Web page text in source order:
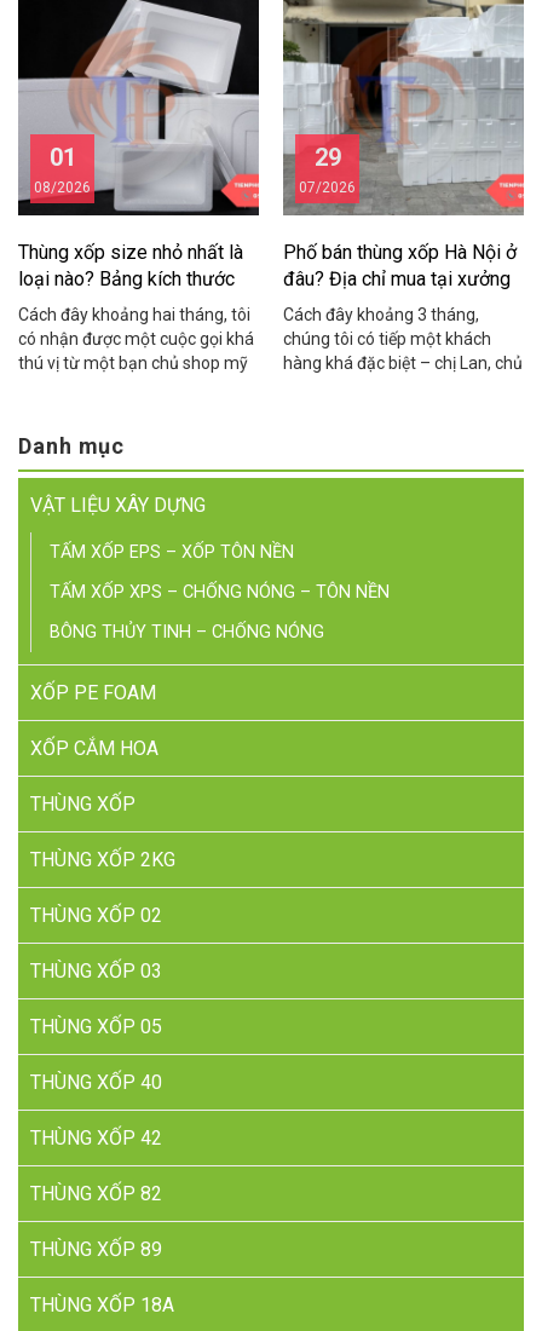
trong lĩnh vực vật liệu cách
nhiệt, cách âm, chống nóng.
Cách đây khoảng hai năm,
chúng tôi nhận được cuộc gọi
từ anh Hùng – chủ một […]
Cầu Giấy. Chị chia sẻ rằng mỗi
tháng shop mất gần 15 triệu
đồng vì tôm cua bị hỏng trong
quá trình vận chuyển do dùng
thùng xốp kém chất […]
01
08/2026
Thùng xốp size nhỏ nhất là
loại nào? Bảng kích thước
chuẩn
Cách đây khoảng hai tháng, tôi
có nhận được một cuộc gọi khá
thú vị từ một bạn chủ shop mỹ
hàng yến sào mà thùng to quá,
khách nhận hàng cứ hỏi sao
thùng rỗng nửa, nhìn không
chuyên nghiệp, […]
29
07/2026
Phố bán thùng xốp Hà Nội ở
đâu? Địa chỉ mua tại xưởng
giá rẻ
Cách đây khoảng 3 tháng,
chúng tôi có tiếp một khách
hàng khá đặc biệt – chị Lan, chủ
Yên Phụ để mua thùng xốp lẻ,
Danh mục
VẬT LIỆU XÂY DỰNG
TẤM XỐP EPS – XỐP TÔN NỀN
TẤM XỐP XPS – CHỐNG NÓNG – TÔN NỀN
BÔNG THỦY TINH – CHỐNG NÓNG
XỐP PE FOAM
XỐP CẮM HOA
THÙNG XỐP
THÙNG XỐP 2KG
THÙNG XỐP 02
THÙNG XỐP 03
THÙNG XỐP 05
THÙNG XỐP 40
THÙNG XỐP 42
THÙNG XỐP 82
THÙNG XỐP 89
THÙNG XỐP 18A